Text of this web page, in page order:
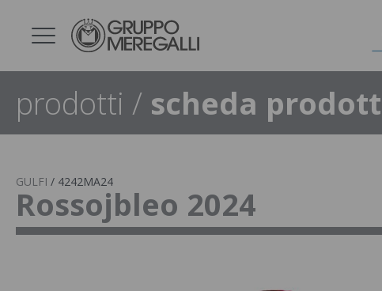
prodotti / scheda
GULFI / 4242MA24
Rossojbleo 2024